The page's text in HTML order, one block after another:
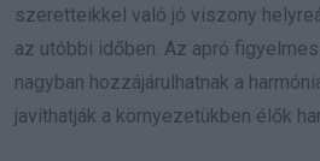
szeretteikkel való jó viszony
az utóbbi időben. Az apró
nagyban hozzájárulhatnak a
javíthatják a környezetükben élők